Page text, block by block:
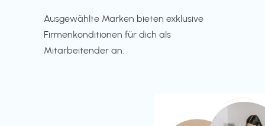
Ausgewählte Marken bieten exklusive
Firmenkonditionen für dich als
Mitarbeitender an.